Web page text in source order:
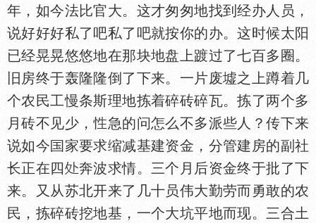
年，如今法比官大。这才匆匆地找到经办人员，
说好好好私了吧私了吧就按你的办。这时候太阳
已经晃晃悠悠地在那块地盘上踱过了七百多圈。
旧房终于轰隆隆倒了下来。一片废墟之上蹲着几
个农民工慢条斯理地拣着碎砖碎瓦。拣了两个多
月砖不见少，
急的问怎么不多派些人？传下来
说如今
家要求缩减基建资金，分管建房的副社
长正在四
奔波求情。三个月后资金终于批了下
来。又从苏北开来了几十员伟大勤劳而勇敢的农
民，拣碎砖挖地基，一个大坑平地而现。三合土